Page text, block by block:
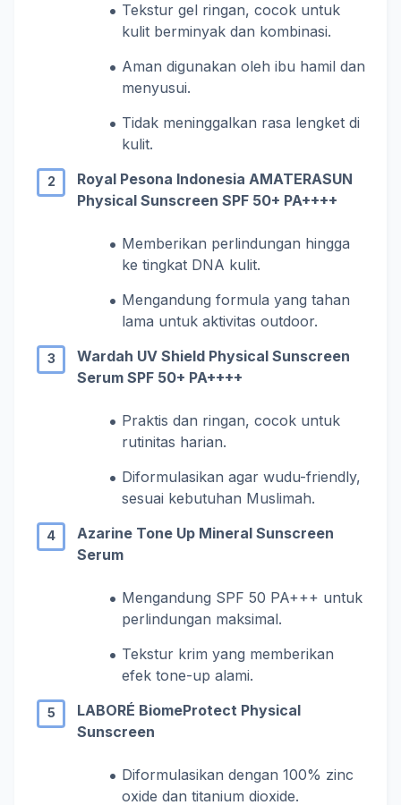
Tekstur gel ringan, cocok untuk
kulit berminyak dan kombinasi.
Aman digunakan oleh ibu hamil dan
menyusui.
Tidak meninggalkan rasa lengket di
kulit.
Royal Pesona Indonesia AMATERASUN
Physical Sunscreen SPF 50+ PA++++
Memberikan perlindungan hingga
ke tingkat DNA kulit.
Mengandung formula yang tahan
lama untuk aktivitas outdoor.
Wardah UV Shield Physical Sunscreen
Serum SPF 50+ PA++++
Praktis dan ringan, cocok untuk
rutinitas harian.
Diformulasikan agar wudu-friendly,
sesuai kebutuhan Muslimah.
Azarine Tone Up Mineral Sunscreen
Serum
Mengandung SPF 50 PA+++ untuk
perlindungan maksimal.
Tekstur krim yang memberikan
efek tone-up alami.
LABORÉ BiomeProtect Physical
Sunscreen
Diformulasikan dengan 100% zinc
oxide dan titanium dioxide.